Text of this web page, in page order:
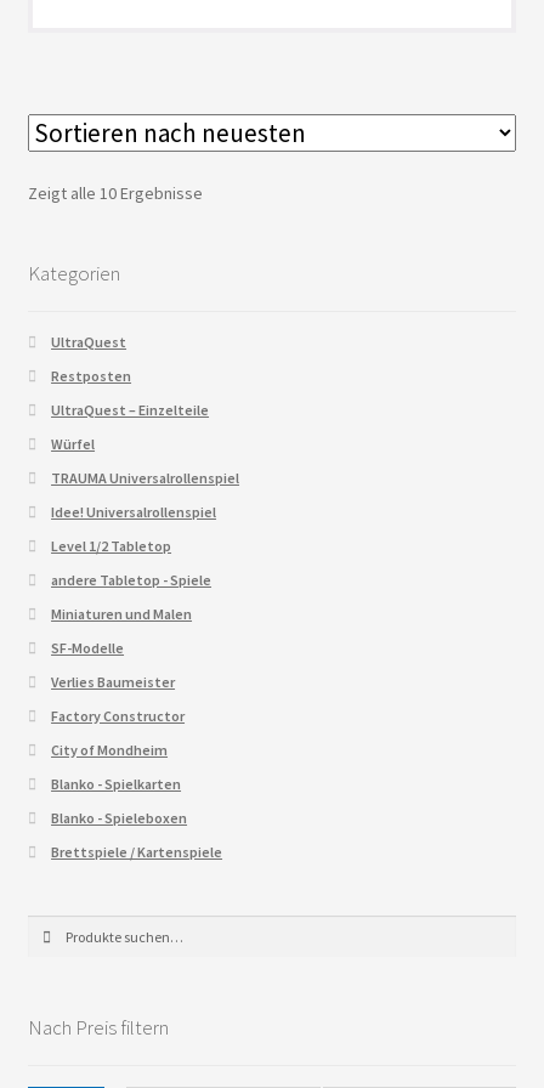
Zeigt alle 10 Ergebnisse
Kategorien
UltraQuest
Restposten
UltraQuest – Einzelteile
Würfel
TRAUMA Universalrollenspiel
Idee! Universalrollenspiel
Level 1/2 Tabletop
andere Tabletop - Spiele
Miniaturen und Malen
SF-Modelle
Verlies Baumeister
Factory Constructor
City of Mondheim
Blanko - Spielkarten
Blanko - Spieleboxen
Brettspiele / Kartenspiele
nach:
Nach Preis filtern